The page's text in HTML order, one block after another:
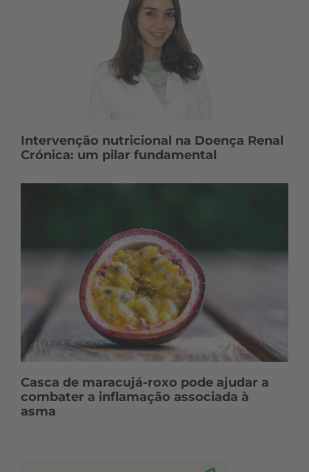
Intervenção nutricional na Doença Renal
Crónica: um pilar fundamental
Casca de maracujá-roxo pode ajudar a
combater a inflamação associada à
asma